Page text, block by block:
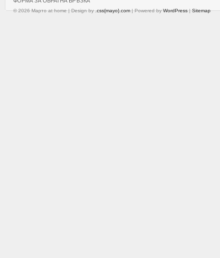
© 2026 Марто at home | Design by.css{mayo}.com| Powered byWordPress|Sitemap